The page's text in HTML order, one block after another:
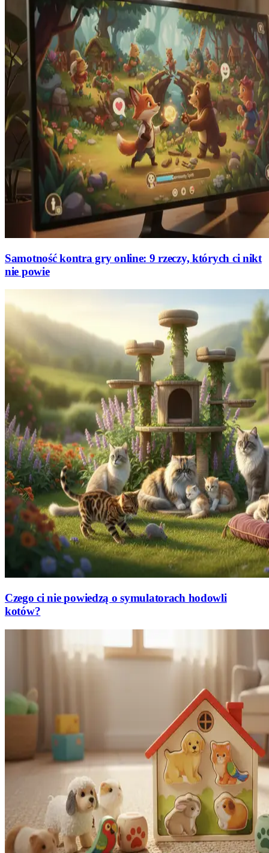
Samotność kontra gry online: 9 rzeczy, których ci nikt
nie powie
Czego ci nie powiedzą o symulatorach hodowli
kotów?